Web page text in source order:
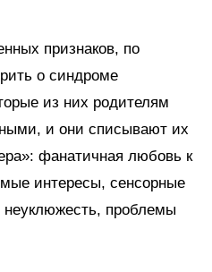
признаков, по
о синдроме
из них родителям
и они списывают их
фанатичная любовь к
интересы, сенсорные
проблемы